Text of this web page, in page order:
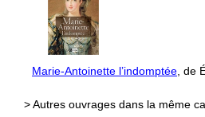
Marie-Antoinette l’indomptée , de
> Autres ouvrages dans la même